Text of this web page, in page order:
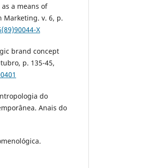
a means of
Marketing. v. 6, p.
X
brand concept
p. 135-45,
do
Anais do